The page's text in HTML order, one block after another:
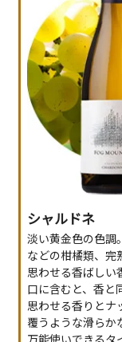
シャルドネ
淡い黄金色の色調
などの柑橘類、完
思わせる香ばしい
口に含むと、香と
思わせる香りとナ
覆うような滑らか
万能使いできるタ